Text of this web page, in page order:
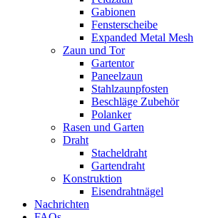
Gabionen
Fensterscheibe
Expanded Metal Mesh
Zaun und Tor
Gartentor
Paneelzaun
Stahlzaunpfosten
Beschläge Zubehör
Polanker
Rasen und Garten
Draht
Stacheldraht
Gartendraht
Konstruktion
Eisendrahtnägel
Nachrichten